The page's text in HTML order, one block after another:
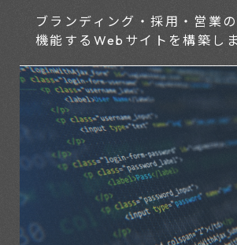
ブランディング・採用・営業の
機能する Webサイトを構築し